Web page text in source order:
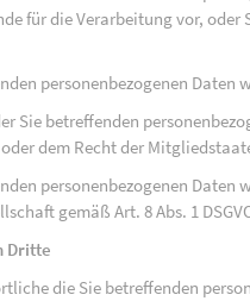
für die Verarbeitung vor, oder
personenbezogenen
Sie betreffenden
dem Recht der
personenbezogenen Daten
gemäß Art. 8 Abs. 1
Dritte
die Sie betreffenden